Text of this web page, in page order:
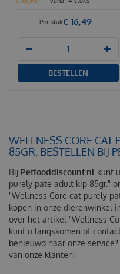
€ 16,49
Per stuk
BESTELLEN
WELLNESS CORE CAT
85GR. BESTELLEN BIJ
Bij Petfooddiscount.nl kunt
purely pate adult kip 85gr."
"Wellness Core cat purely
kopen in onze dierenwinkel
over het artikel "Wellness
kunt u langskomen of
benieuwd naar onze
van onze klanten: